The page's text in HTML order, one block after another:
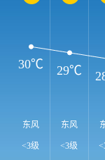
东风
<3级
东风
<3级
30℃ 29℃